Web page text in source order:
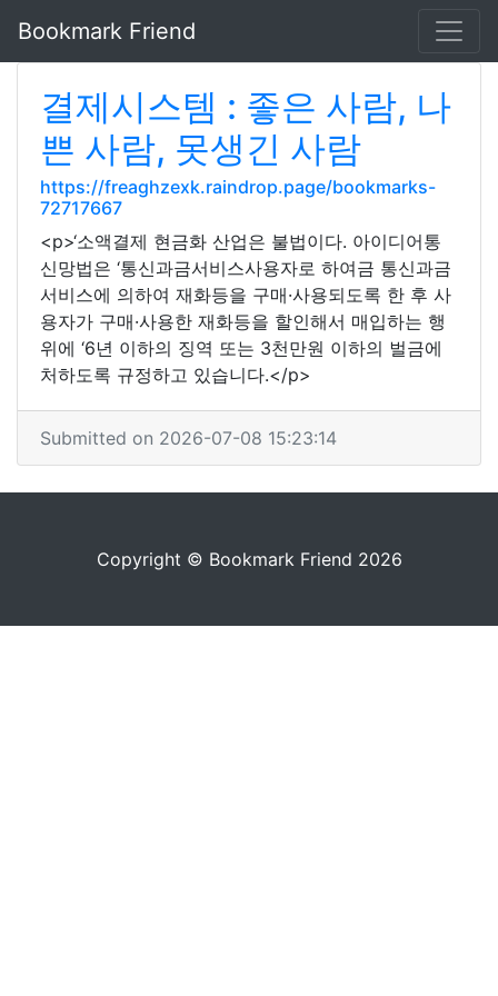
Bookmark Friend
결제시스템 : 좋은 사람, 나
쁜 사람, 못생긴 사람
https://freaghzexk.raindrop.page/bookmarks-
72717667
<p>‘소액결제 현금화 산업은 불법이다. 아이디어통
신망법은 ‘통신과금서비스사용자로 하여금 통신과금
서비스에 의하여 재화등을 구매·사용되도록 한 후 사
용자가 구매·사용한 재화등을 할인해서 매입하는 행
위에 ‘6년 이하의 징역 또는 3천만원 이하의 벌금에
처하도록 규정하고 있습니다.</p>
Submitted on 2026-07-08 15:23:14
Copyright © Bookmark Friend 2026